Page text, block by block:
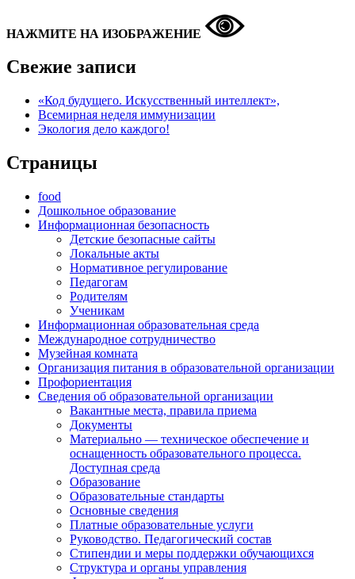
НАЖМИТЕ НА ИЗОБРАЖЕНИЕ
Свежие записи
«Код будущего. Искусственный интеллект»,
Всемирная неделя иммунизации
Экология дело каждого!
Страницы
food
Дошкольное образование
Информационная безопасность
Детские безопасные сайты
Локальные акты
Нормативное регулирование
Педагогам
Родителям
Ученикам
Информационная образовательная среда
Международное сотрудничество
Музейная комната
Организация питания в образовательной организации
Профориентация
Сведения об образовательной организации
Вакантные места, правила приема
Документы
Материально — техническое обеспечение и
оснащенность образовательного процесса.
Доступная среда
Образование
Образовательные стандарты
Основные сведения
Платные образовательные услуги
Руководство. Педагогический состав
Стипендии и меры поддержки обучающихся
Структура и органы управления